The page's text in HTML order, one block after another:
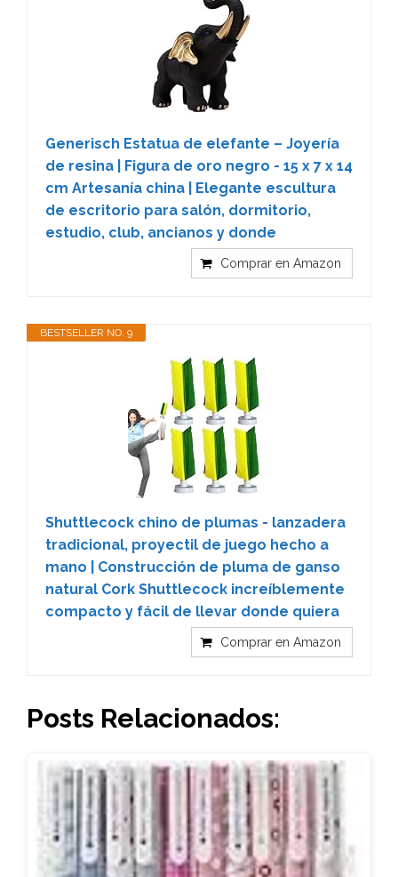
Generisch Estatua de elefante – Joyería
de resina | Figura de oro negro - 15 x 7 x 14
cm Artesanía china | Elegante escultura
de escritorio para salón, dormitorio,
estudio, club, ancianos y donde
Comprar en Amazon
BESTSELLER NO. 9
Shuttlecock chino de plumas - lanzadera
tradicional, proyectil de juego hecho a
mano | Construcción de pluma de ganso
natural Cork Shuttlecock increíblemente
compacto y fácil de llevar donde quiera
Comprar en Amazon
Posts Relacionados: